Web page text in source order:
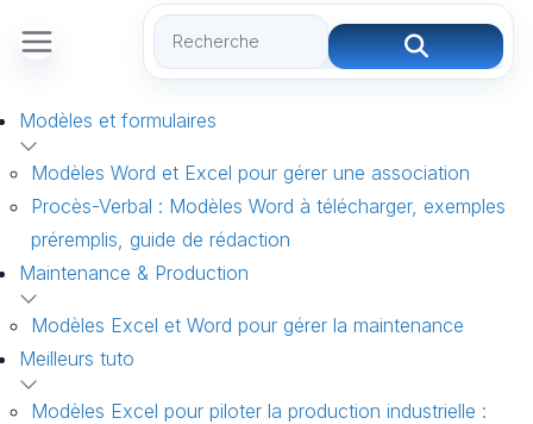
Modèles et formulaires
Modèles Word et Excel pour gérer une association
Procès-Verbal : Modèles Word à télécharger, exemples
préremplis, guide de rédaction
Maintenance & Production
Modèles Excel et Word pour gérer la maintenance
Meilleurs tuto
Modèles Excel pour piloter la production industrielle :